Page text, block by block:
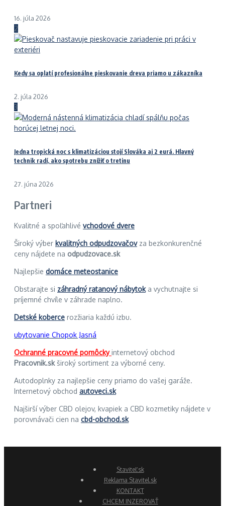
16. júla 2026
2
Kedy sa oplatí profesionálne pieskovanie dreva priamo u zákazníka
2. júla 2026
3
Jedna tropická noc s klimatizáciou stojí Slováka aj 2 eurá. Hlavný
technik radí, ako spotrebu znížiť o tretinu
27. júna 2026
Partneri
Kvalitné a spoľahlivé vchodové dvere
Široký výber kvalitných odpudzovačovza bezkonkurenčné
ceny nájdete na odpudzovace.sk
Najlepšie domáce meteostanice
Obstarajte si záhradný ratanový nábytoka vychutnajte si
príjemné chvíle v záhrade naplno.
Detské koberce rozžiaria každú izbu.
ubytovanie Chopok Jasná
Ochranné pracovné pomôckyinternetový obchod
Pracovnik.skširoký sortiment za výborné ceny.
Autodoplnky za najlepšie ceny priamo do vašej garáže.
Internetový obchod autoveci.sk
Najširší výber CBD olejov, kvapiek a CBD kozmetiky nájdete v
porovnávači cien na cbd-obchod.sk
Staviteľ.sk
Reklama Stavitel.sk
KONTAKT
CHCEM INZEROVAŤ